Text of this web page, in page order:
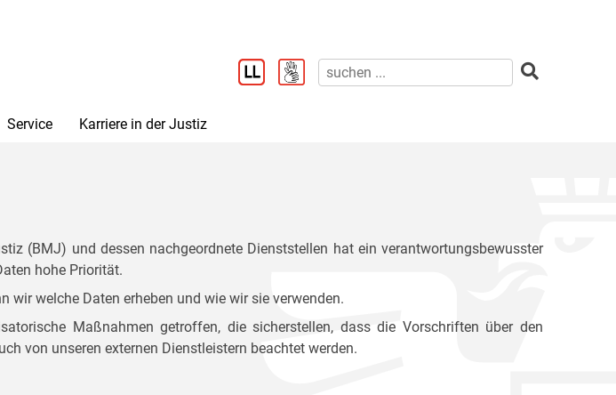
Service Karriere in der Justiz
(BMJ) und dessen nachgeordnete Dienststellen hat ein verantwortungsbewusster
hohe Priorität.
wir welche Daten erheben und wie wir sie verwenden.
Maßnahmen getroffen, die sicherstellen, dass die Vorschriften über den
von unseren externen Dienstleistern beachtet werden.